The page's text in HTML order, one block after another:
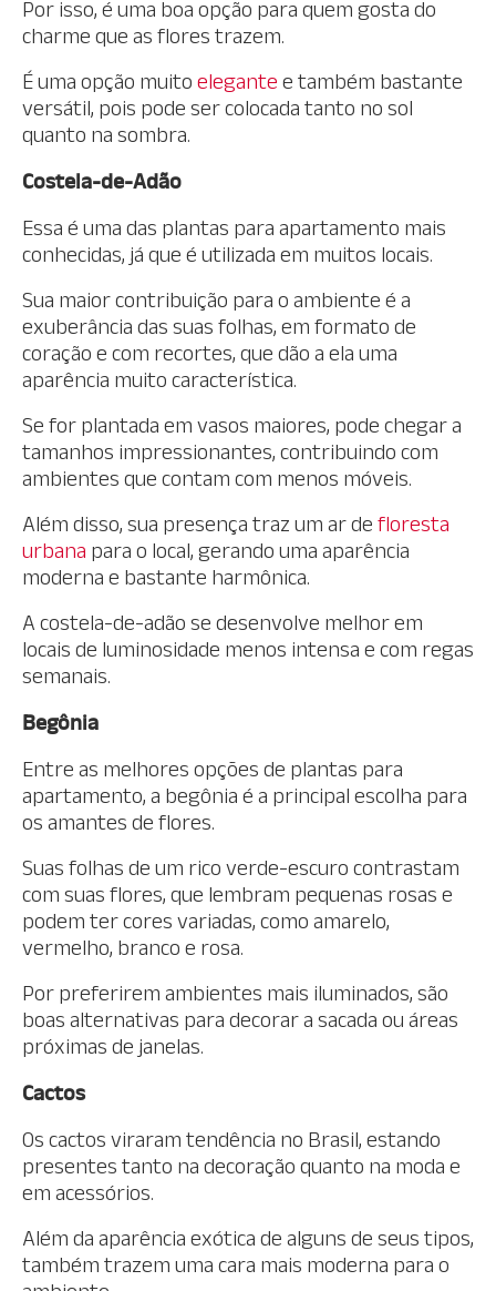
Por isso, é uma boa opção para quem gosta do
charme que as flores trazem.
É uma opção muito elegante e também bastante
versátil, pois pode ser colocada tanto no sol
quanto na sombra.
Costela-de-Adão
Essa é uma das plantas para apartamento mais
conhecidas, já que é utilizada em muitos locais.
Sua maior contribuição para o ambiente é a
exuberância das suas folhas, em formato de
coração e com recortes, que dão a ela uma
aparência muito característica.
Se for plantada em vasos maiores, pode chegar a
tamanhos impressionantes, contribuindo com
ambientes que contam com menos móveis.
Além disso, sua presença traz um ar de floresta
urbana para o local, gerando uma aparência
moderna e bastante harmônica.
A costela-de-adão se desenvolve melhor em
locais de luminosidade menos intensa e com regas
semanais.
Begônia
Entre as melhores opções de plantas para
apartamento, a begônia é a principal escolha para
os amantes de flores.
Suas folhas de um rico verde-escuro contrastam
com suas flores, que lembram pequenas rosas e
podem ter cores variadas, como amarelo,
vermelho, branco e rosa.
Por preferirem ambientes mais iluminados, são
boas alternativas para decorar a sacada ou áreas
próximas de janelas.
Cactos
Os cactos viraram tendência no Brasil, estando
presentes tanto na decoração quanto na moda e
em acessórios.
Além da aparência exótica de alguns de seus tipos,
também trazem uma cara mais moderna para o